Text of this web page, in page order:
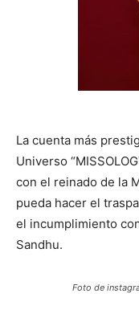
La cuenta más
Universo
con el reinado de la
pueda hacer el
el incumplimiento
Sandhu.
Foto de